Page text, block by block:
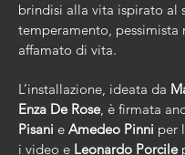
brindisi alla vita ispirato al
temperamento, pessimista
affamato di vita.
L’installazione, ideata da
Enza De Rose, è firmata
Pisani e Amedeo Pinni per
i video e Leonardo Porcile